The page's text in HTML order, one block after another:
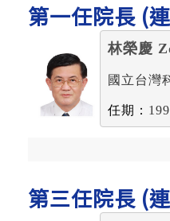
第一任院長 (
林榮慶
國立台灣
任期：
第三任院長 (